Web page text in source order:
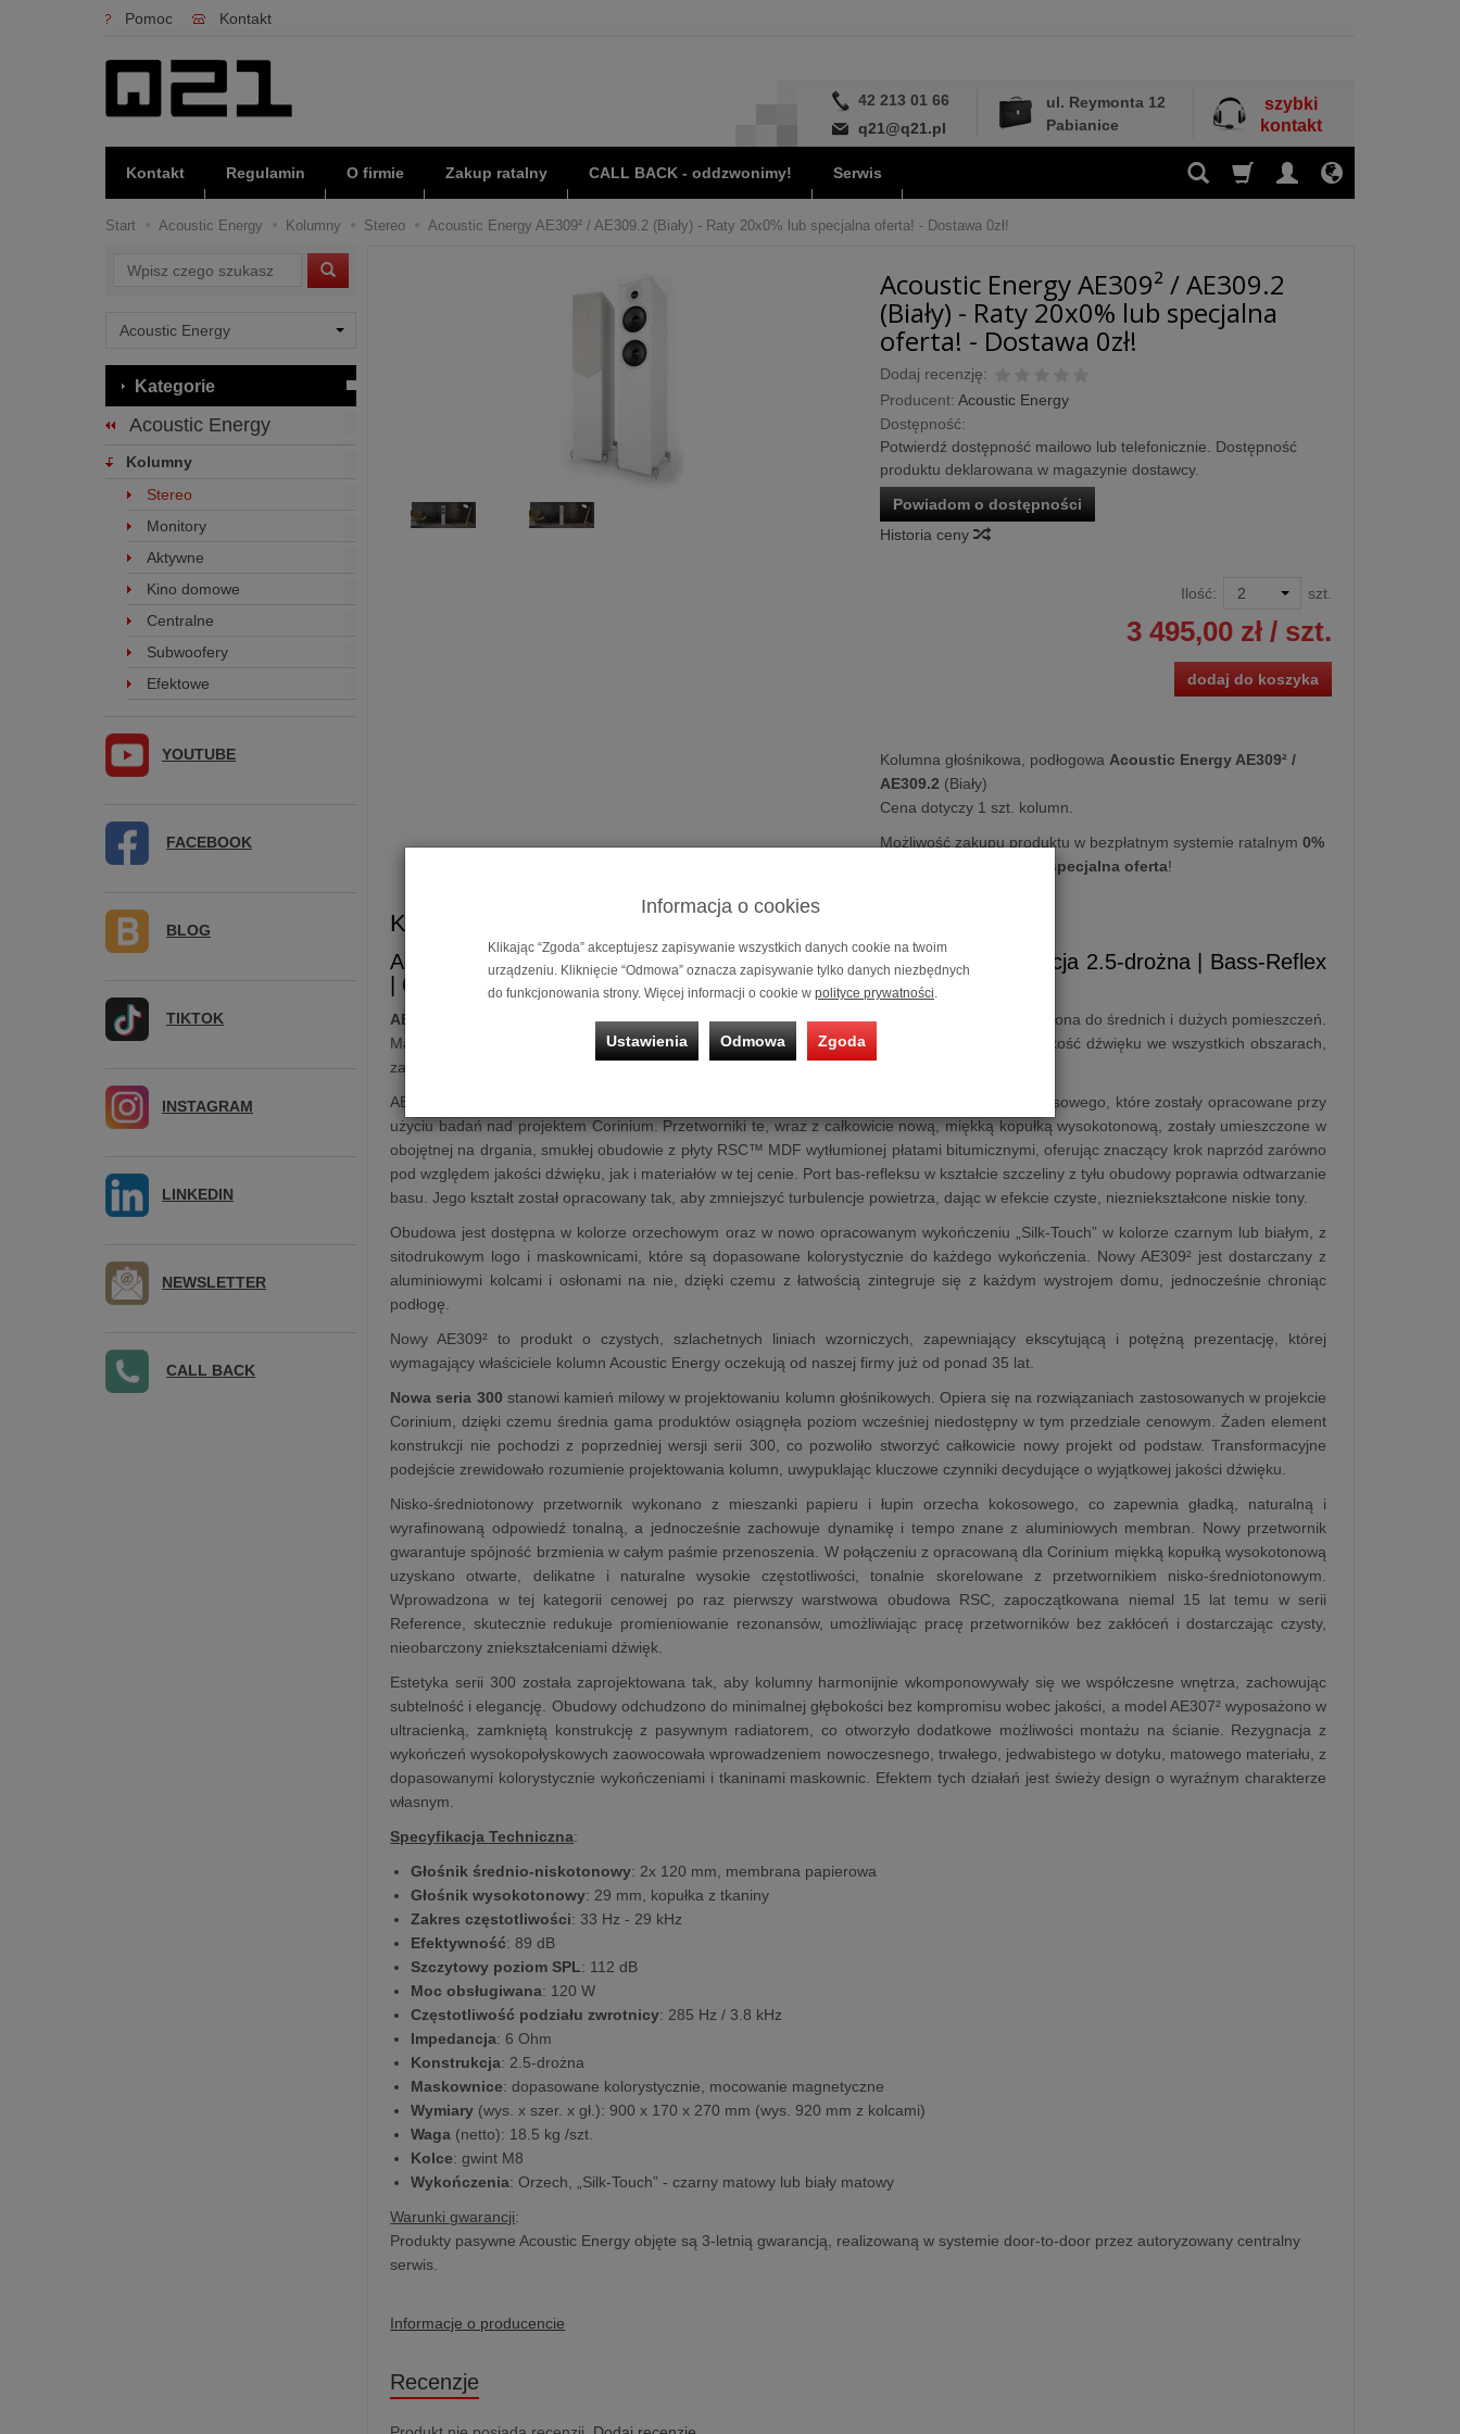
Pomoc Kontakt
42 213 01 66
q21@q21.pl
ul. Reymonta 12
Pabianice
szybki
kontakt
Kontakt Regulamin O firmie Zakup ratalny CALL BACK - oddzwonimy! Serwis
Start Acoustic Energy Kolumny Stereo Acoustic Energy AE309² / AE309.2 (Biały) - Raty 20x0% lub specjalna oferta! - Dostawa 0zł!
Acoustic Energy AE309² / AE309.2
(Biały) - Raty 20x0% lub specjalna
oferta! - Dostawa 0zł!
Dodaj recenzję:
Producent: Acoustic Energy
Dostępność:
Potwierdź dostępność mailowo lub telefonicznie. Dostępność
produktu deklarowana w magazynie dostawcy.
Powiadom o dostępności
Historia ceny
Ilość: szt.
3 495,00 zł/ szt.
dodaj do koszyka
Kolumna głośnikowa, podłogowa Acoustic Energy AE309² /
AE309.2 (Biały)
Cena dotyczy 1 szt. kolumn.
Możliwość zakupu produktu w bezpłatnym systemie ratalnym 0%
specjalna oferta!
Kolumna głośnikowa Acoustic Energy AE309² / AE309.2
Acoustic EnergyAE309² / AE309.2| Kolumna podłogowa | Konstrukcja 2.5-drożna | Bass-Reflex
| 6 Ohm
AE309²
(AE309.2) to nowa, smukła kolumna podłogowa o kompaktowych wymiarach, przeznaczona do średnich i dużych pomieszczeń.
Ma ona nową konstrukcję obudowy i nowe przetworniki, dzięki czemu znacząco poprawiono jakość dźwięku we wszystkich obszarach,
zachowując jednak konkurencyjną cenę.
AE309² wykorzystuje zupełnie nowe przetworniki nisko‑średniotonowe z włókna papierowo‑kokosowego, które zostały opracowane przy
użyciu badań nad projektem Corinium. Przetworniki te, wraz z całkowicie nową, miękką kopułką wysokotonową, zostały umieszczone w
obojętnej na drgania, smukłej obudowie z płyty RSC™ MDF wytłumionej płatami bitumicznymi, oferując znaczący krok naprzód zarówno
pod względem jakości dźwięku, jak i materiałów w tej cenie. Port bas‑refleksu w kształcie szczeliny z tyłu obudowy poprawia odtwarzanie
basu. Jego kształt został opracowany tak, aby zmniejszyć turbulencje powietrza, dając w efekcie czyste, niezniekształcone niskie tony.
Obudowa jest dostępna w kolorze orzechowym oraz w nowo opracowanym wykończeniu „Silk‑Touch” w kolorze czarnym lub białym, z
sitodrukowym logo i maskownicami, które są dopasowane kolorystycznie do każdego wykończenia. Nowy AE309² jest dostarczany z
aluminiowymi kolcami i osłonami na nie, dzięki czemu z łatwością zintegruje się z każdym wystrojem domu, jednocześnie chroniąc
podłogę.
Nowy AE309² to produkt o czystych, szlachetnych liniach wzorniczych, zapewniający ekscytującą i potężną prezentację, której
wymagający właściciele kolumn Acoustic Energy oczekują od naszej firmy już od ponad 35 lat.
Nowa seria 300 stanowi kamień milowy w projektowaniu kolumn głośnikowych. Opiera się na rozwiązaniach zastosowanych w projekcie
Corinium, dzięki czemu średnia gama produktów osiągnęła poziom wcześniej niedostępny w tym przedziale cenowym. Żaden element
konstrukcji nie pochodzi z poprzedniej wersji serii 300, co pozwoliło stworzyć całkowicie nowy projekt od podstaw. Transformacyjne
podejście zrewidowało rozumienie projektowania kolumn, uwypuklając kluczowe czynniki decydujące o wyjątkowej jakości dźwięku.
Nisko‑średniotonowy przetwornik wykonano z mieszanki papieru i łupin orzecha kokosowego, co zapewnia gładką, naturalną i
wyrafinowaną odpowiedź tonalną, a jednocześnie zachowuje dynamikę i tempo znane z aluminiowych membran. Nowy przetwornik
gwarantuje spójność brzmienia w całym paśmie przenoszenia. W połączeniu z opracowaną dla Corinium miękką kopułką wysokotonową
uzyskano otwarte, delikatne i naturalne wysokie częstotliwości, tonalnie skorelowane z przetwornikiem nisko‑średniotonowym.
Wprowadzona w tej kategorii cenowej po raz pierwszy warstwowa obudowa RSC, zapoczątkowana niemal 15 lat temu w serii
Reference, skutecznie redukuje promieniowanie rezonansów, umożliwiając pracę przetworników bez zakłóceń i dostarczając czysty,
nieobarczony zniekształceniami dźwięk.
Estetyka serii 300 została zaprojektowana tak, aby kolumny harmonijnie wkomponowywały się we współczesne wnętrza, zachowując
subtelność i elegancję. Obudowy odchudzono do minimalnej głębokości bez kompromisu wobec jakości, a model AE307² wyposażono w
ultracienką, zamkniętą konstrukcję z pasywnym radiatorem, co otworzyło dodatkowe możliwości montażu na ścianie. Rezygnacja z
wykończeń wysokopołyskowych zaowocowała wprowadzeniem nowoczesnego, trwałego, jedwabistego w dotyku, matowego materiału, z
dopasowanymi kolorystycznie wykończeniami i tkaninami maskownic. Efektem tych działań jest świeży design o wyraźnym charakterze
własnym.
Specyfikacja Techniczna:
Głośnik średnio-niskotonowy: 2x 120 mm, membrana papierowa
Głośnik wysokotonowy: 29 mm, kopułka z tkaniny
Zakres częstotliwości: 33 Hz - 29 kHz
Efektywność: 89 dB
Szczytowy poziom SPL: 112 dB
Moc obsługiwana: 120 W
Częstotliwość podziału zwrotnicy: 285 Hz / 3.8 kHz
Impedancja: 6 Ohm
Konstrukcja: 2.5-drożna
Maskownice: dopasowane kolorystycznie, mocowanie magnetyczne
Wymiary (wys. x szer. x gł.): 900 x 170 x 270 mm (wys. 920 mm z kolcami)
Waga (netto): 18.5 kg /szt.
Kolce: gwint M8
Wykończenia: Orzech, „Silk-Touch” - czarny matowy lub biały matowy
Warunki gwarancji:
Produkty pasywne Acoustic Energy objęte są 3-letnią gwarancją, realizowaną w systemie door-to-door przez autoryzowany centralny
serwis.
Informacje o producencie
Recenzje
Wyszukaj
Kategorie
Acoustic Energy
Kolumny
Stereo
Monitory
Aktywne
Kino domowe
Centralne
Subwoofery
Efektowe
YOUTUBE
FACEBOOK
BLOG
TIKTOK
INSTAGRAM
LINKEDIN
NEWSLETTER
CALL BACK
Informacja o cookies
Klikając “Zgoda” akceptujesz zapisywanie wszystkich danych cookie na twoim
urządzeniu. Kliknięcie “Odmowa” oznacza zapisywanie tylko danych niezbędnych
do funkcjonowania strony. Więcej informacji o cookie w polityce prywatności
Ustawienia Odmowa Zgoda